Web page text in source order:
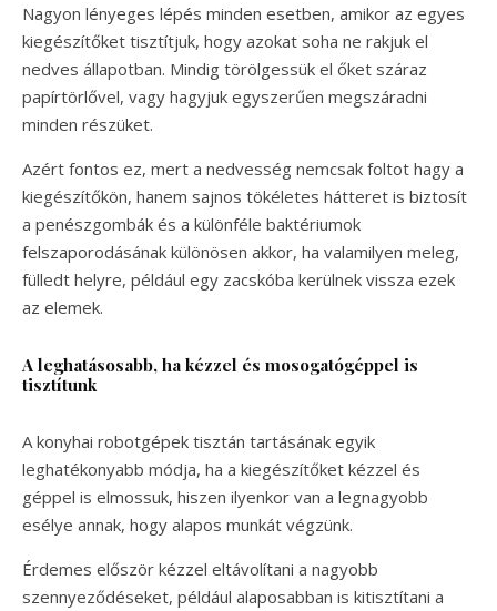
Nagyon lényeges lépés minden esetben, amikor az egyes
kiegészítőket tisztítjuk, hogy azokat soha ne rakjuk el
nedves állapotban. Mindig törölgessük el őket száraz
papírtörlővel, vagy hagyjuk egyszerűen megszáradni
minden részüket.
Azért fontos ez, mert a nedvesség nemcsak foltot hagy a
kiegészítőkön, hanem sajnos tökéletes hátteret is biztosít
a penészgombák és a különféle baktériumok
felszaporodásának különösen akkor, ha valamilyen meleg,
fülledt helyre, például egy zacskóba kerülnek vissza ezek
az elemek.
A leghatásosabb, ha kézzel és mosogatógéppel is
tisztítunk
A konyhai robotgépek tisztán tartásának egyik
leghatékonyabb módja, ha a kiegészítőket kézzel és
géppel is elmossuk, hiszen ilyenkor van a legnagyobb
esélye annak, hogy alapos munkát végzünk.
Érdemes először kézzel eltávolítani a nagyobb
szennyeződéseket, például alaposabban is kitisztítani a